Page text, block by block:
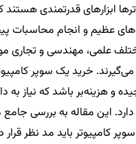
ابزارهای قدرتمندی هستند
عظیم و انجام محاسبات
علمی، مهندسی و تجاری
می‌گیرند. خرید یک سوپر
و هزینه‌بر باشد که نیاز به
این مقاله به بررسی جامع
کامپیوتر باید مد نظر قرار